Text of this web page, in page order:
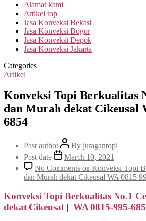
Alamat kami
Artikel topi
Jasa Konveksi Bekasi
Jasa Konveksi Bogor
Jasa Konveksi Depok
Jasa Konveksi Jakarta
Categories
Artikel
Konveksi Topi Berkualitas
dan Murah dekat Cikeusal
6854
Post author By juragantopi
Post date
March 10, 2021
No Comments on Konveksi Topi
dan Murah dekat Cikeusal WA 0815
Konveksi Topi Berkualitas No.1
dekat Cikeusal | WA 0815-995-